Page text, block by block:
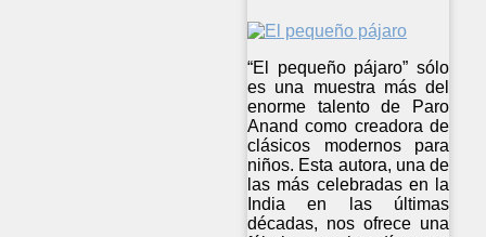
“El pequeño pájaro” sólo
es una muestra más del
enorme talento de Paro
Anand como creadora de
clásicos modernos para
niños. Esta autora, una de
las más celebradas en la
India en las últimas
décadas, nos ofrece una